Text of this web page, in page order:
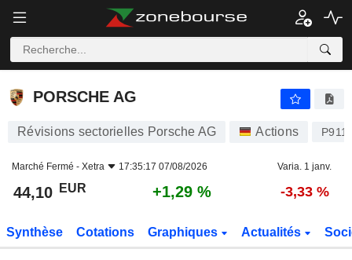
PORSCHE AG
PORSCHE AG
Révisions sectorielles Porsche AG Actions P911
Marché Fermé - Xetra 17:35:17 07/08/2026 Varia. 1 janv.
44,10 EUR +1,29 % -3,33 %
Synthèse Cotations Graphiques Actualités